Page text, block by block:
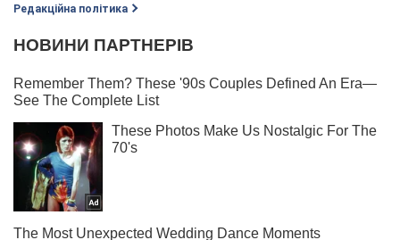
Редакційна політика